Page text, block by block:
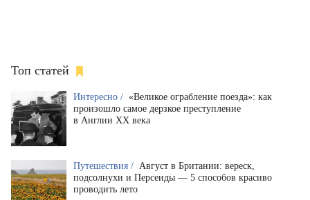
Топ статей
Интересно / «Великое ограбление поезда»: как
произошло самое дерзкое преступление
в Англии XX века
Путешествия / Август в Британии: вереск,
подсолнухи и Персеиды — 5 способов красиво
проводить лето